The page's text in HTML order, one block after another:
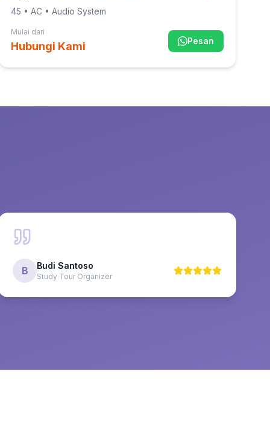
45 • AC • Audio System
Mulai dari
Hubungi Kami Pesan
B Budi Santoso
Study Tour Organizer